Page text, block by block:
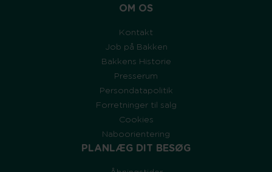
OM OS
Kontakt
Job på Bakken
Bakkens Historie
Presserum
Persondatapolitik
Forretninger til salg
Cookies
Naboorientering
PLANLÆG DIT BESØG